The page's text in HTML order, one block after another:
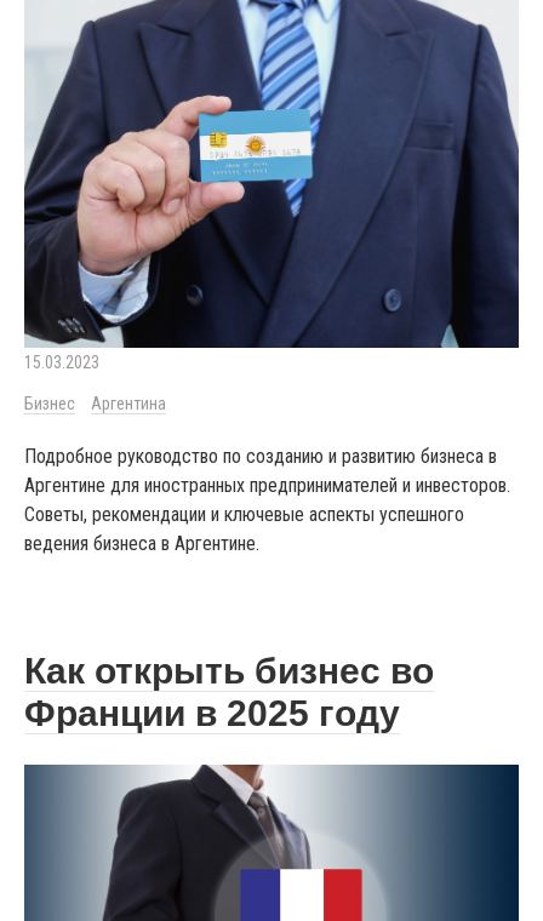
15.03.2023
Бизнес Аргентина
Подробное руководство по созданию и развитию бизнеса в
Аргентине для иностранных предпринимателей и инвесторов.
Советы, рекомендации и ключевые аспекты успешного
ведения бизнеса в Аргентине.
Как открыть бизнес во
Франции в 2025 году